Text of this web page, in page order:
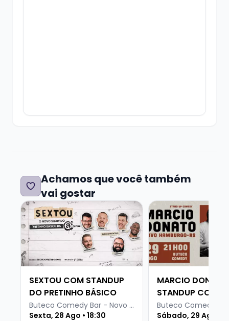
Achamos que você também
vai gostar
Veja mais sobre SEXTOU COM STANDUP DO
SEXTOU COM STANDUP
DO PRETINHO BÁSICO
Buteco Comedy Bar - Novo Hamburgo
Sexta, 28 Ago • 18:30
Veja mais sobre
MARCIO
STANDUP
Sábado, 29 Ago •